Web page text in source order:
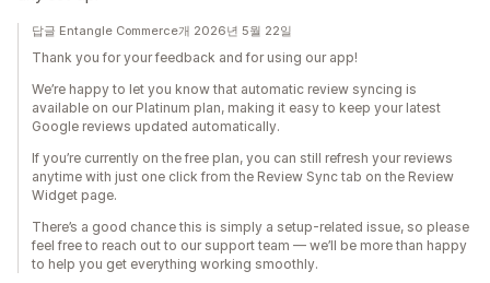
답글 Entangle Commerce개 2026년 5월 22일
Thank you for your feedback and for using our app!
We’re happy to let you know that automatic review syncing is
available on our Platinum plan, making it easy to keep your latest
Google reviews updated automatically.
If you’re currently on the free plan, you can still refresh your reviews
anytime with just one click from the Review Sync tab on the Review
Widget page.
There’s a good chance this is simply a setup-related issue, so please
feel free to reach out to our support team — we’ll be more than happy
to help you get everything working smoothly.